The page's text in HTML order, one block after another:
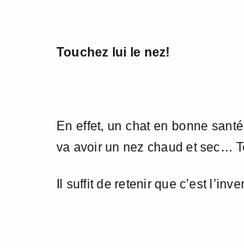
Touchez lui le nez!
En effet, un chat en bonne
va avoir un nez chaud et sec…
Il suffit de retenir que c’est